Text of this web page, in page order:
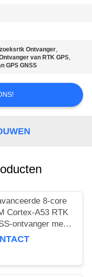
Ontvanger,
van RTK GPS,
GPS GNSS
8-core
Cortex-A53 RTK
ontvanger met
en 1